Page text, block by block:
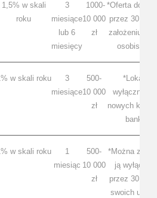
1,5% w skali
roku
3
miesiące
lub 6
miesięcy
1000-
10 000
zł
*Oferta
przez 30 dni
założeniu
osobistego
w skali roku
3
miesiące
500-
10 000
zł
*Lokata
wyłącznie
nowych
banku
w skali roku
1
miesiąc
500-
10 000
zł
*Można
ją wyłącznie
przez 30 dni
swoich